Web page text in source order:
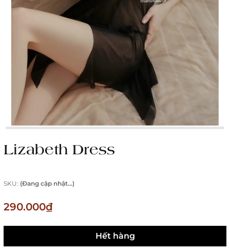
Lizabeth Dress
SKU: (Đang cập nhật...)
290.000₫
Hết hàng